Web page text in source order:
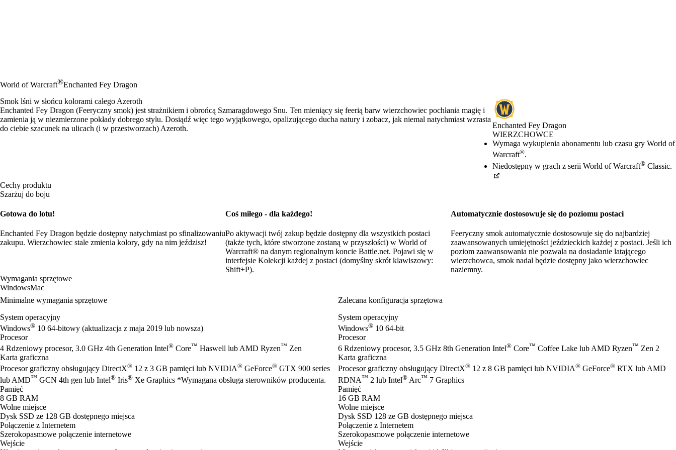
World of Warcraft®Enchanted Fey Dragon
Enchanted Fey Dragon
WIERZCHOWCE
Cena
Available actions
Wymaga wykupienia abonamentu lub czasu gry World of
Warcraft®.
Niedostępny w grach z serii World of Warcraft® Classic.
Smok lśni w słońcu kolorami całego Azeroth
Enchanted Fey Dragon (Feeryczny smok) jest strażnikiem i obrońcą Szmaragdowego Snu. Ten mieniący się feerią barw wierzchowiec pochłania magię i
zamienia ją w niezmierzone pokłady dobrego stylu. Dosiądź więc tego wyjątkowego, opalizującego ducha natury i zobacz, jak niemal natychmiast wzrasta
do ciebie szacunek na ulicach (i w przestworzach) Azeroth.
Cechy produktu
Szarżuj do boju
Gotowa do lotu!
Enchanted Fey Dragon będzie dostępny natychmiast po sfinalizowaniu
zakupu. Wierzchowiec stale zmienia kolory, gdy na nim jeździsz!
Coś miłego - dla każdego!
Po aktywacji twój zakup będzie dostępny dla wszystkich postaci
(także tych, które stworzone zostaną w przyszłości) w World of
Warcraft® na danym regionalnym koncie Battle.net. Pojawi się w
interfejsie Kolekcji każdej z postaci (domyślny skrót klawiszowy:
Shift+P).
Automatycznie dostosowuje się do poziomu postaci
Feeryczny smok automatycznie dostosowuje się do najbardziej
zaawansowanych umiejętności jeździeckich każdej z postaci. Jeśli ich
poziom zaawansowania nie pozwala na dosiadanie latającego
wierzchowca, smok nadal będzie dostępny jako wierzchowiec
naziemny.
Wymagania sprzętowe
WindowsMac
Minimalne wymagania sprzętowe
System operacyjny
Windows® 10 64-bitowy (aktualizacja z maja 2019 lub nowsza)
Procesor
4 Rdzeniowy procesor, 3.0 GHz 4th Generation Intel® Core™ Haswell lub AMD Ryzen™ Zen
Karta graficzna
Procesor graficzny obsługujący DirectX® 12 z 3 GB pamięci lub NVIDIA® GeForce® GTX 900 series
lub AMD™ GCN 4th gen lub Intel® Iris® Xe Graphics *Wymagana obsługa sterowników producenta.
Pamięć
8 GB RAM
Wolne miejsce
Dysk SSD ze 128 GB dostępnego miejsca
Połączenie z Internetem
Szerokopasmowe połączenie internetowe
Wejście
Zalecana konfiguracja sprzętowa
System operacyjny
Windows® 10 64-bit
Procesor
6 Rdzeniowy procesor, 3.5 GHz 8th Generation Intel® Core™ Coffee Lake lub AMD Ryzen™ Zen 2
Karta graficzna
Procesor graficzny obsługujący DirectX® 12 z 8 GB pamięci lub NVIDIA® GeForce® RTX lub AMD
RDNA™ 2 lub Intel® Arc™ 7 Graphics
Pamięć
16 GB RAM
Wolne miejsce
Dysk SSD 128 ze GB dostępnego miejsca
Połączenie z Internetem
Szerokopasmowe połączenie internetowe
Wejście